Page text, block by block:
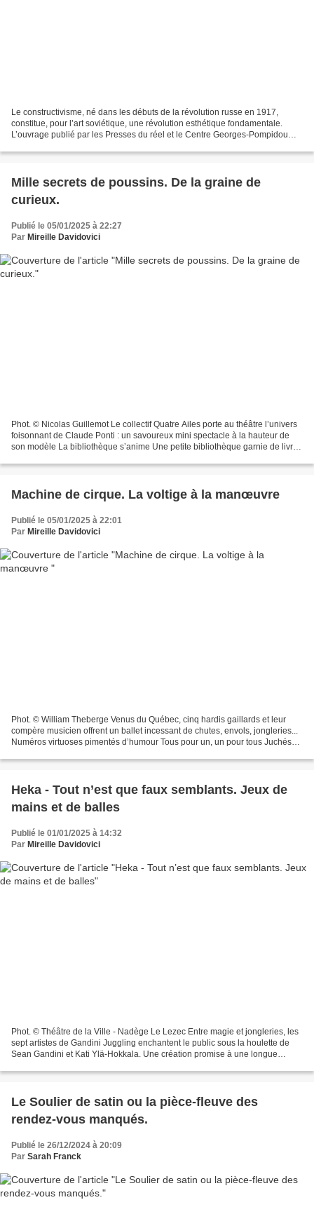
Le constructivisme, né dans les débuts de la révolution russe en 1917,
constitue, pour l’art soviétique, une révolution esthétique fondamentale.
L’ouvrage publié par les Presses du réel et le Centre Georges-Pompidou
Mille secrets de poussins. De la graine de
curieux.
Publié le 05/01/2025 à 22:27
Par Mireille Davidovici
Phot. © Nicolas Guillemot Le collectif Quatre Ailes porte au théâtre l’univers
foisonnant de Claude Ponti : un savoureux mini spectacle à la hauteur de
son modèle La bibliothèque s’anime Une petite bibliothèque garnie de livres
Machine de cirque. La voltige à la manœuvre
Publié le 05/01/2025 à 22:01
Par Mireille Davidovici
Phot. © William Theberge Venus du Québec, cinq hardis gaillards et leur
compère musicien offrent un ballet incessant de chutes, envols, jongleries...
Numéros virtuoses pimentés d’humour Tous pour un, un pour tous Juchés
Heka - Tout n’est que faux semblants. Jeux de
mains et de balles
Publié le 01/01/2025 à 14:32
Par Mireille Davidovici
Phot. © Théâtre de la Ville - Nadège Le Lezec Entre magie et jongleries, les
sept artistes de Gandini Juggling enchantent le public sous la houlette de
Sean Gandini et Kati Ylä-Hokkala. Une création promise à une longue
Le Soulier de satin ou la pièce-fleuve des
rendez-vous manqués.
Publié le 26/12/2024 à 20:09
Par Sarah Franck